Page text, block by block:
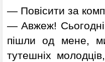
— Повісити за
— Авжеж! Сьогодні
пішли од мене,
тутешніх